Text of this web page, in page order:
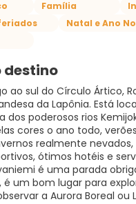
Família
Natal e Ano
destino
ao sul do Círculo Ártico,
da Lapônia. Está
dos poderosos rios
cores o ano todo,
realmente nevados,
ótimos hotéis e
é uma parada
é um bom lugar para
a Aurora Boreal ou